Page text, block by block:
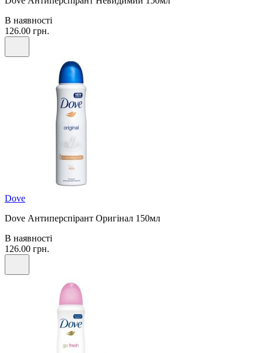
В наявності
126.00 грн.
Dove
Dove Антиперспірант Оригінал 150мл
В наявності
126.00 грн.